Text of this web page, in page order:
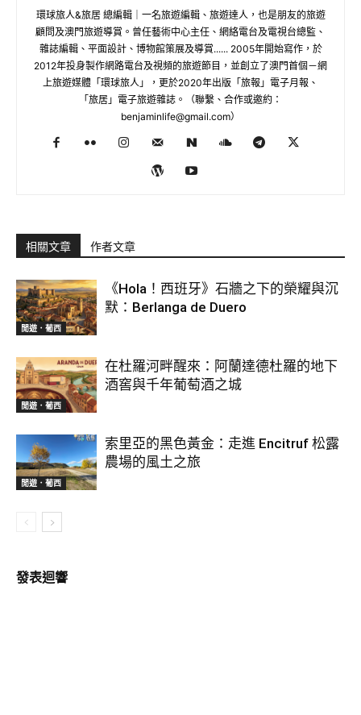
環球旅人&旅居 總編輯｜一名旅遊編輯、旅遊達人，也是朋友的旅遊
顧問及澳門旅遊導賞。曾任藝術中心主任、網絡電台及電視台總監、
雜誌編輯、平面設計、博物館策展及導賞...... 2005年開始寫作，於
2012年投身製作網路電台及視頻的旅遊節目，並創立了澳門首個－網
上旅遊媒體「環球旅人」，更於2020年出版「旅報」電子月報、
「旅居」電子旅遊雜誌。（聯繫、合作或邀約：
benjaminlife@gmail.com）
相關文章 作者文章
閒遊．葡西
《Hola！西班牙》石牆之下的榮耀與沉
默：Berlanga de Duero
閒遊．葡西
在杜羅河畔醒來：阿蘭達德杜羅的地下
酒窖與千年葡萄酒之城
閒遊．葡西
索里亞的黑色黃金：走進 Encitruf 松露
農場的風土之旅
發表迴響